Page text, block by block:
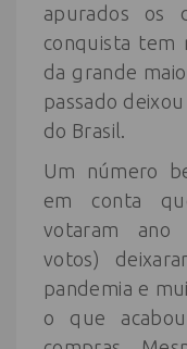
apurados os
conquista tem
da grande
passado
do Brasil.
Um número
em conta
votaram ano
votos)
pandemia e
o que